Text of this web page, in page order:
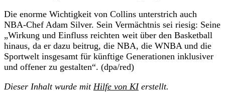
Die enorme Wichtigkeit von Collins unterstrich auch
NBA-Chef Adam Silver. Sein Vermächtnis sei riesig: Seine
„Wirkung und Einfluss reichten weit über den Basketball
hinaus, da er dazu beitrug, die NBA, die WNBA und die
Sportwelt insgesamt für künftige Generationen inklusiver
und offener zu gestalten“. (dpa/red)
Dieser Inhalt wurde mit Hilfe von KIerstellt.